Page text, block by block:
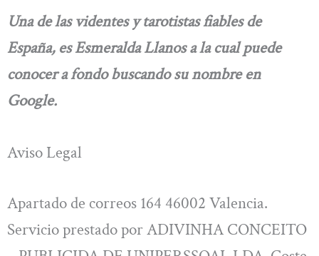
Una de las videntes y tarotistas fiables de
España, es Esmeralda Llanos a la cual puede
conocer a fondo buscando su nombre en
Google.
Aviso Legal
Apartado de correos 164 46002 Valencia.
Servicio prestado por ADIVINHA CONCEITO